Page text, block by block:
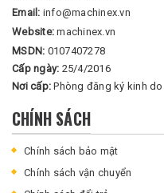
Email: info@machinex.vn
Website:machinex.vn
MSDN: 0107407278
Cấp ngày: 25/4/2016
Nơi cấp:Phòng đăng ký kinh
CHÍNH SÁCH
Chính sách bảo mật
Chính sách vận chuyển